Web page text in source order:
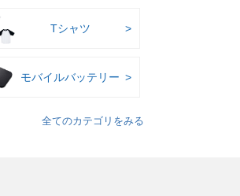
Tシャツ
モバイルバッテリー
全てのカテゴリをみる